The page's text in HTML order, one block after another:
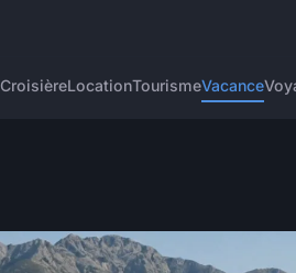
CroisièreLocationTourismeVacance